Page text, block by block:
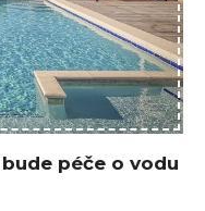
péče o vodu